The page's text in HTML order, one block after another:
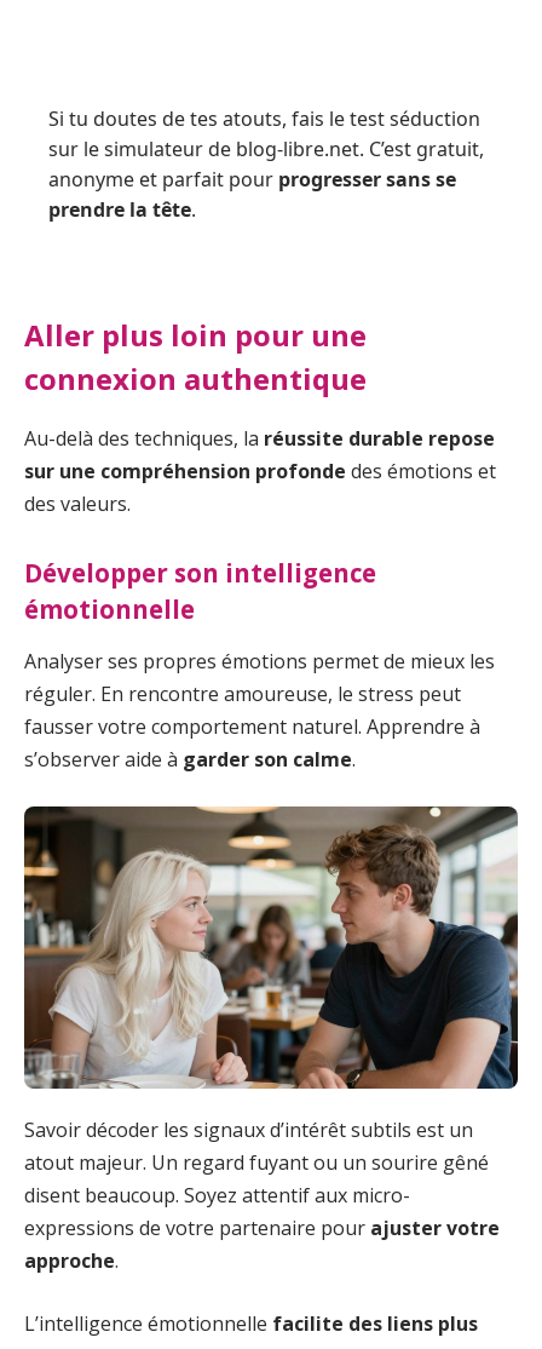
Si tu doutes de tes atouts, fais le test séduction
sur le simulateur de blog-libre.net. C’est gratuit,
anonyme et parfait pour progresser sans se
prendre la tête.
Aller plus loin pour une
connexion authentique
Au-delà des techniques, la réussite durable repose
sur une compréhension profonde des émotions et
des valeurs.
Développer son intelligence
émotionnelle
Analyser ses propres émotions permet de mieux les
réguler. En rencontre amoureuse, le stress peut
fausser votre comportement naturel. Apprendre à
s’observer aide à garder son calme.
Savoir décoder les signaux d’intérêt subtils est un
atout majeur. Un regard fuyant ou un sourire gêné
disent beaucoup. Soyez attentif aux micro-
expressions de votre partenaire pour ajuster votre
approche.
L’intelligence émotionnelle facilite des liens plus